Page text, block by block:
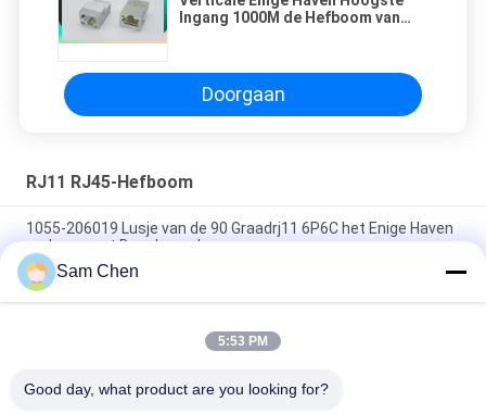
Ingang 1000M de Hefboom van
Doorgaan
RJ11 RJ45-Hefboom
1055-206019 Lusje van de 90 Graadrj11 6P6C het Enige Haven
omhoog met Beschermd
6P6C/6P4C/6P2C/90 Graad RJ11 de RJ45 Beschermde Enige
Haven van Schakelaar Plastic Ethernet
6P6C 90 Graadrj11 RJ45 Modulaire Hefboom, Rj45 Volledig
Sam Chen
5:53 PM
Good day, what product are you looking for?